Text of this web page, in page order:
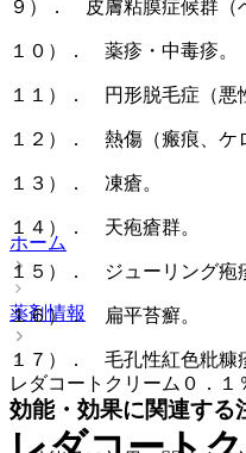
９）． 皮膚粘膜症候群（
１０）． 薬疹・中毒疹。
１１）． 円形脱毛症（悪
１２）． 熱傷（瘢痕、ケ
１３）． 凍瘡。
１４）． 天疱瘡群。
１５）． ジューリング疱
１６）． 扁平苔癬。
１７）． 毛孔性紅色粃糠
効能・効果に関連する
ホーム
薬剤情報
レダコートクリーム０．１